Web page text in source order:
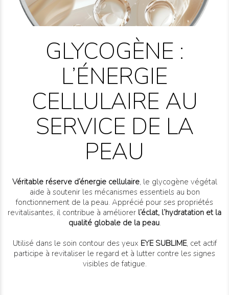
GLYCOGÈNE :
L’ÉNERGIE
CELLULAIRE AU
SERVICE DE LA
PEAU
Véritable réserve d’énergie cellulaire, le glycogène végétal
aide à soutenir les mécanismes essentiels au bon
fonctionnement de la peau. Apprécié pour ses propriétés
revitalisantes, il contribue à améliorer l’éclat, l’hydratation et la
qualité globale de la peau.
Utilisé dans le soin contour des yeux EYE SUBLIME, cet actif
participe à revitaliser le regard et à lutter contre les signes
visibles de fatigue.